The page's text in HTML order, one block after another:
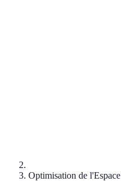
Optimisation de l'Espace